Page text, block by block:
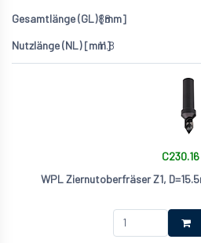
88
11.8
C230.16
WPL Ziernutoberfräser Z1,